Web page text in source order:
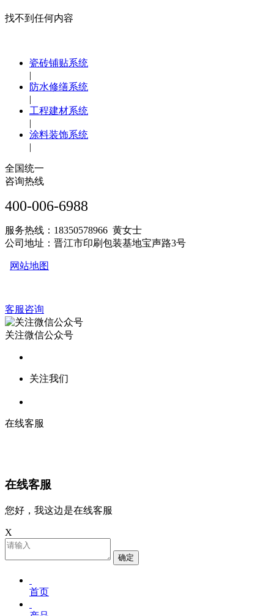
找不到任何内容
瓷砖铺贴系统
|
防水修缮系统
|
工程建材系统
|
涂料装饰系统
|
全国统一
咨询热线
400-006-6988
服务热线：18350578966 黄女士
公司地址：晋江市印刷包装基地宝声路3号
网站地图
客服咨询
关注微信公众号
关注我们
在线客服
在线客服
您好，我这边是在线客服
X
确定
首页